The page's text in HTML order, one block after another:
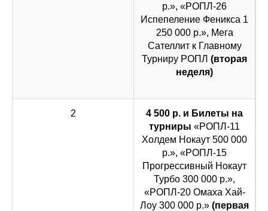
р.», «РОПЛ-26
Испепеление Феникса 1
250 000 р.», Мега
Сателлит к Главному
Турниру РОПЛ (вторая
неделя)
2
4 500 р. и Билеты на
турниры «РОПЛ-11
Холдем Нокаут 500 000
р.», «РОПЛ-15
Прогрессивный Нокаут
Турбо 300 000 р.»,
«РОПЛ-20 Омаха Хай-
Лоу 300 000 р.» (первая